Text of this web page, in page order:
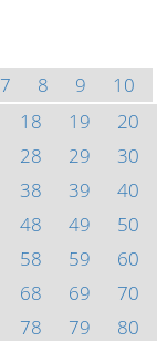
7 8 9
10
18 19
20
28 29
30
38 39
40
48 49
50
58 59
60
68 69
70
78 79
80